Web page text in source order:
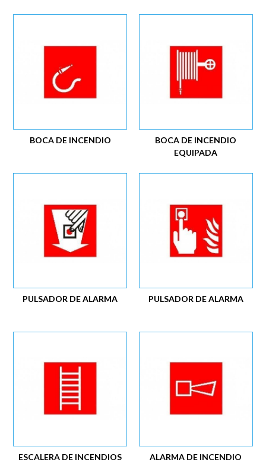
BOCA DE INCENDIO
EQUIPADA
BOCA DE INCENDIO
PULSADOR DE ALARMA
PULSADOR DE ALARMA
ALARMA DE INCENDIO
ESCALERA DE INCENDIOS